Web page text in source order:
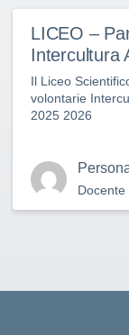
LICEO –
Intercultura
Il Liceo
volontarie
2025 2026
Docente